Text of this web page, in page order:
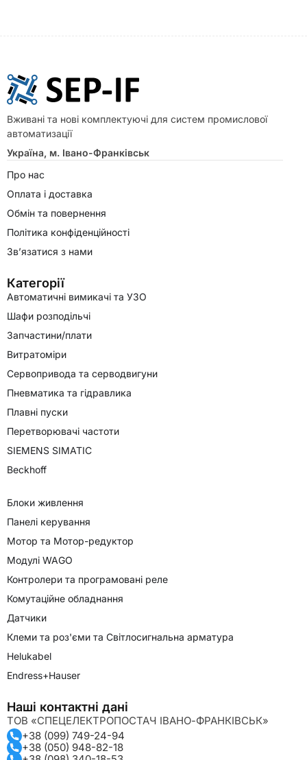
Вживані та нові комплектуючі для систем промислової
автоматизації
Україна, м. Івано-Франківськ
Про нас
Оплата і доставка
Обмін та повернення
Політика конфіденційності
Зв’язатися з нами
Категорії
Автоматичні вимикачі та УЗО
Шафи розподільчі
Запчастини/плати
Витратоміри
Сервопривода та серводвигуни
Пневматика та гідравлика
Плавні пуски
Перетворювачі частоти
SIEMENS SIMATIC
Beckhoff
Блоки живлення
Панелі керування
Мотор та Мотор-редуктор
Модулі WAGO
Контролери та програмовані реле
Комутаційне обладнання
Датчики
Клеми та роз'єми та Світлосигнальна арматура
Helukabel
Endress+Hauser
Наші контактні дані
ТОВ «СПЕЦЕЛЕКТРОПОСТАЧ ІВАНО-ФРАНКІВСЬК»
+38 (099) 749-24-94
+38 (050) 948-82-18